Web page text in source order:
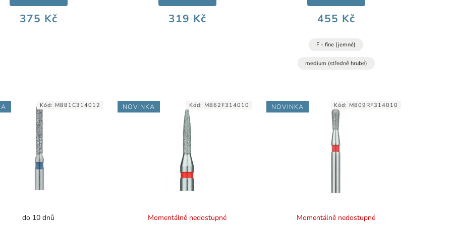
375 Kč 319 Kč 455 Kč
F - fine (jemné)
medium (středně hrubé)
do 10 dnů
Kód: M881C314012 NOVINKA
Momentálně nedostupné
Kód: M862F314010 NOVINKA
Momentálně nedostupné
Kód: M809RF314010